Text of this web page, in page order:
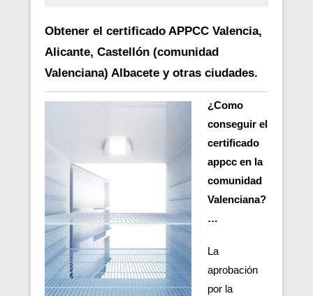
Obtener el certificado APPCC Valencia,
Alicante, Castellón (comunidad
Valenciana) Albacete y otras ciudades.
¿Como
conseguir el
certificado
appcc en la
comunidad
Valenciana?
…
La
aprobación
por la